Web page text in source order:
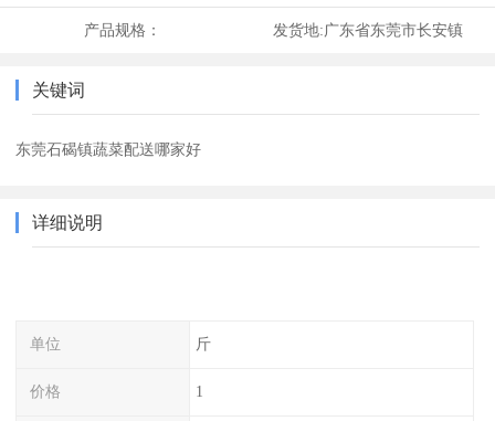
产品规格： 发货地:广东省东莞市长安镇
关键词
东莞石碣镇蔬菜配送哪家好
详细说明
单位 斤
价格 1